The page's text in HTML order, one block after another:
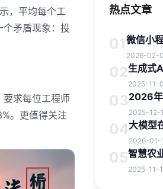
，平均每个工
矛盾现象：投
要求每位工程师
。更值得关注
热点文章
01微信小
2026-02-
02生成式
2025-11-
032026年
2025-12-
04大模型
2026-01-
05智慧农
2025-11-